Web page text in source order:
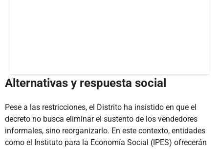
Alternativas y respuesta social
Pese a las restricciones, el Distrito ha insistido en que el
decreto no busca eliminar el sustento de los vendedores
informales, sino reorganizarlo. En este contexto, entidades
como el Instituto para la Economía Social (IPES) ofrecerán